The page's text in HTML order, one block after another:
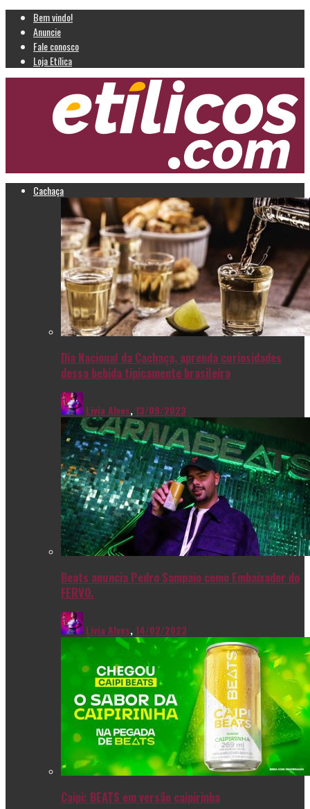
Bem vindo!
Anuncie
Fale conosco
Loja Etílica
Cachaça
Dia Nacional da Cachaça, aprenda curiosidades
dessa bebida tipicamente brasileira
Livia Alves,13/09/2023
Beats anuncia Pedro Sampaio como Embaixador do
FERVO.
Livia Alves,14/02/2023
Caipi: BEATS em versão caipirinha